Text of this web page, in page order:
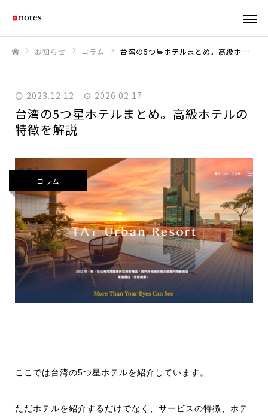
お知らせ コラム 台湾の5つ星ホテルまとめ。高級ホテルの特徴を解説
2023.12.12 2026.02.17
台湾の5つ星ホテルまとめ。高級ホテルの
特徴を解説
コラム
ここでは台湾の5つ星ホテルを紹介しています。
ただホテルを紹介するだけでなく、サービスの特徴、ホテ